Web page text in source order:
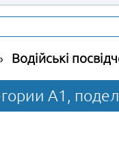
Водійські
A1,